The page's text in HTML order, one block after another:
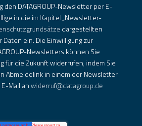
den DATAGROUP-Newsletter per E-
in die im Kapitel „Newsletter-
dargestellten
ein. Die Einwilligung zur
Newsletters können Sie
für die Zukunft widerrufen, indem Sie
Abmeldelink in einem der Newsletter
Mail anwiderruf@datagroup.de